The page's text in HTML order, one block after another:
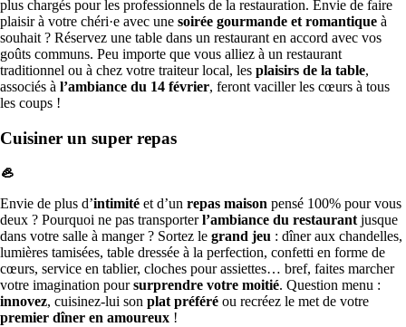
plus chargés pour les professionnels de la restauration. Envie de faire
plaisir à votre chéri·e avec une soirée gourmande et romantique à
souhait ? Réservez une table dans un restaurant en accord avec vos
goûts communs. Peu importe que vous alliez à un restaurant
traditionnel ou à chez votre traiteur local, les plaisirs de la table,
associés à l’ambiance du 14 février, feront vaciller les cœurs à tous
les coups !
Cuisiner un super repas
🦪
Envie de plus d’intimité et d’un repas maison pensé 100% pour vous
deux ? Pourquoi ne pas transporterl’ambiance du restaurant jusque
dans votre salle à manger ? Sortez le grand jeu : dîner aux chandelles,
lumières tamisées, table dressée à la perfection, confetti en forme de
cœurs, service en tablier, cloches pour assiettes… bref, faites marcher
votre imagination poursurprendre votre moitié. Question menu :
innovez, cuisinez-lui son plat préféré ou recréez le met de votre
premier dîner en amoureux !